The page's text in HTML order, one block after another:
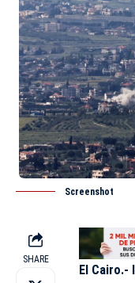
Screenshot
SHARE
El Cairo.-